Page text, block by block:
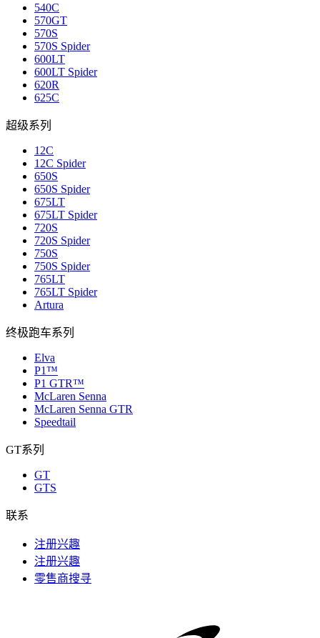
540C
570GT
570S
570S Spider
600LT
600LT Spider
620R
625C
超级系列
12C
12C Spider
650S
650S Spider
675LT
675LT Spider
720S
720S Spider
750S
750S Spider
765LT
765LT Spider
Artura
终极跑车系列
Elva
P1™
P1 GTR™
McLaren Senna
McLaren Senna GTR
Speedtail
GT系列
GT
GTS
联系
注册兴趣
注册兴趣
零售商搜寻